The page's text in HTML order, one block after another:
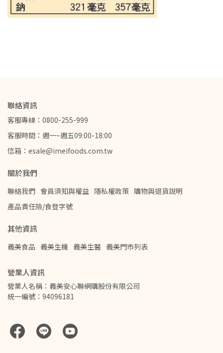
聯絡資訊
客服專線：0800-255-999
客服時間：週一~週五09:00-18:00
信箱：esale@imeifoods.com.tw
關於我們
聯絡我們 會員須知與權益 隱私權政策 購物與退貨說明
產品責任險/食登字號
其他資訊
義美食品 義美生機 義美生醫 義美門市列表
營業人資訊
營業人名稱：義美安心聯網購股份有限公司
統一編號：94096181